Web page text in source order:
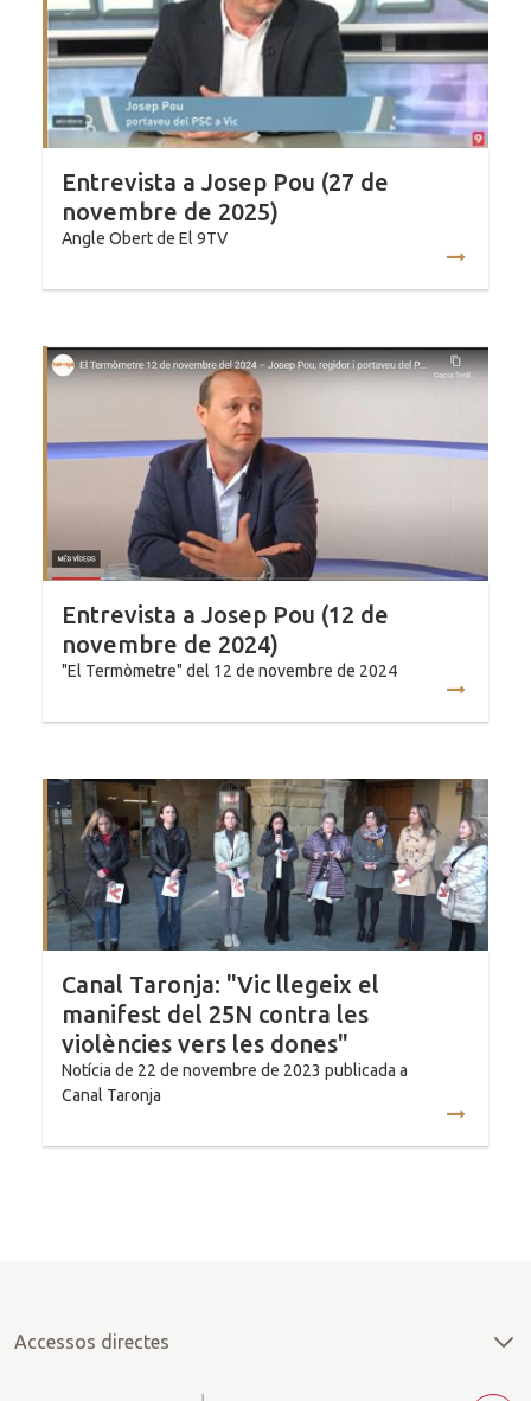
Entrevista a Josep Pou (27 de
novembre de 2025)
Angle Obert de El 9TV
Entrevista a Josep Pou (12 de
novembre de 2024)
"El Termòmetre" del 12 de novembre de 2024
Canal Taronja: "Vic llegeix el
manifest del 25N contra les
violències vers les dones"
Notícia de 22 de novembre de 2023 publicada a
Canal Taronja
Accessos directes